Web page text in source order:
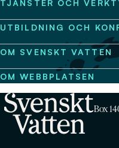
TJÄNSTER OCH
UTBILDNING OCH
OM SVENSKT VATTEN
OM WEBBPLATSEN
Box